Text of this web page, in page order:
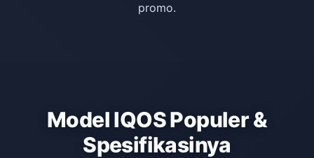
promo.
Model IQOS Populer &
Spesifikasinya